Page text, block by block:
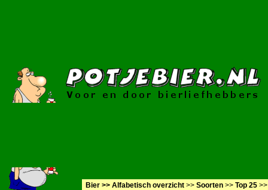
Bier >> Alfabetisch overzicht >> Soorten >> Top 25